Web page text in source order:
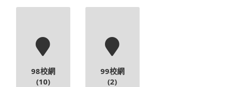
98校網
(10)
99校網
(2)